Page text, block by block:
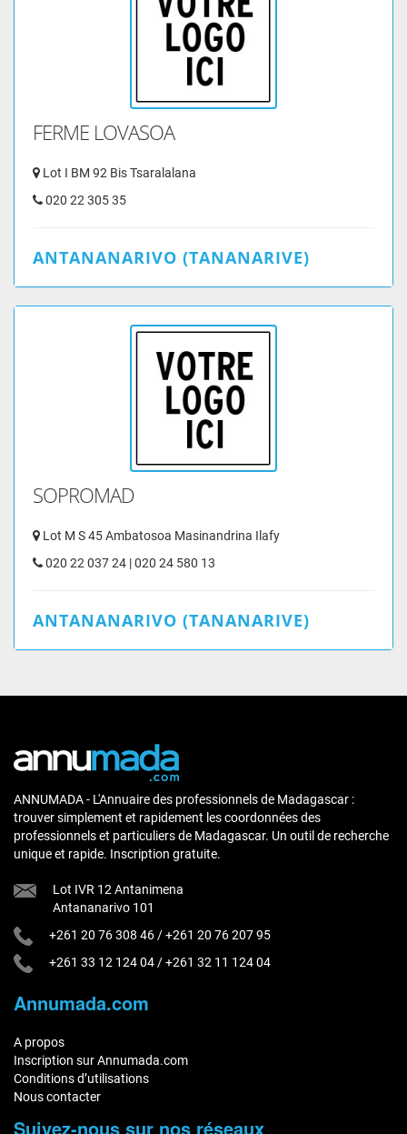
FERME LOVASOA
Lot I BM 92 Bis Tsaralalana
020 22 305 35
ANTANANARIVO (TANANARIVE)
SOPROMAD
Lot M S 45 Ambatosoa Masinandrina Ilafy
020 22 037 24 | 020 24 580 13
ANTANANARIVO (TANANARIVE)
ANNUMADA - L'Annuaire des professionnels de Madagascar :
trouver simplement et rapidement les coordonnées des
professionnels et particuliers de Madagascar. Un outil de recherche
unique et rapide. Inscription gratuite.
Lot IVR 12 Antanimena
Antananarivo 101
+261 20 76 308 46 /+261 20 76 207 95
+261 33 12 124 04 /+261 32 11 124 04
Annumada.com
A propos
Inscription sur Annumada.com
Conditions d’utilisations
Nous contacter
Suivez-nous sur nos réseaux